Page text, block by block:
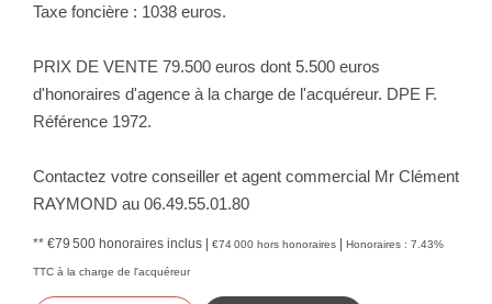
Taxe foncière : 1038 euros.
PRIX DE VENTE 79.500 euros dont 5.500 euros
d'honoraires d'agence à la charge de l'acquéreur. DPE F.
Référence 1972.
Contactez votre conseiller et agent commercial Mr Clément
RAYMOND au 06.49.55.01.80
** €79 500 honoraires inclus | €74 000 hors honoraires | Honoraires : 7.43%
TTC à la charge de l'acquéreur